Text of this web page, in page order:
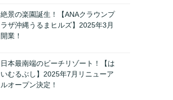
絶景の楽園誕生！【ANAクラウンプ
ラザ沖縄うるまヒルズ】2025年3月
開業！
日本最南端のビーチリゾート！【は
いむるぶし】2025年7月リニューア
ルオープン決定！